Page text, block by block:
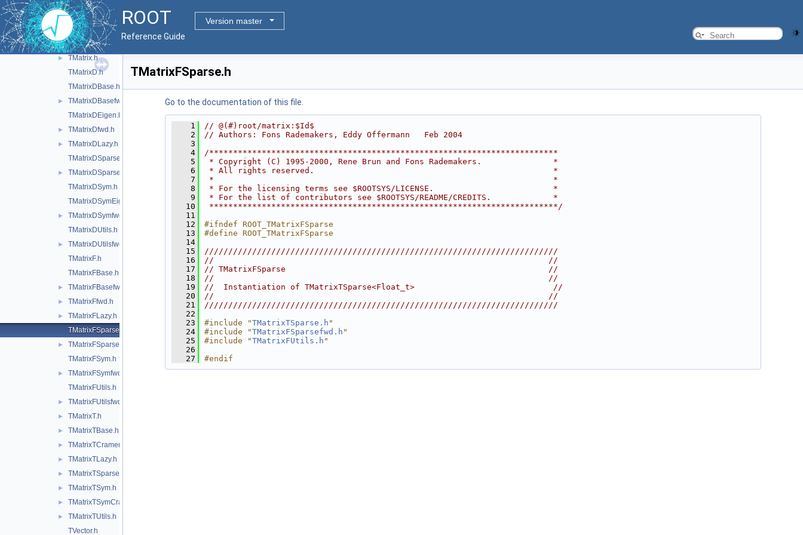
ROOT
Version master
Reference Guide
TDecompQRH.h
TDecompSparse.h
TDecompSVD.h
►
TMatrix.h
TMatrixD.h
TMatrixDBase.h
►
TMatrixDBasefwd.h
TMatrixDEigen.h
► TMatrixDfwd.h
►
TMatrixDLazy.h
TMatrixDSparse.h
►
TMatrixDSparsefwd.h
TMatrixDSym.h
TMatrixDSymEigen.h
►
TMatrixDSymfwd.h
TMatrixDUtils.h
►
TMatrixDUtilsfwd.h
TMatrixF.h
TMatrixFBase.h
► TMatrixFBasefwd.h
► TMatrixFfwd.h
►
TMatrixFLazy.h
TMatrixFSparse.h
►
TMatrixFSparsefwd.h
TMatrixFSym.h
►
TMatrixFSymfwd.h
TMatrixFUtils.h
► TMatrixFUtilsfwd.h
► TMatrixT.h
► TMatrixTBase.h
► TMatrixTCramerInv.h
► TMatrixTLazy.h
► TMatrixTSparse.h
► TMatrixTSym.h
► TMatrixTSymCramerInv.h
►
TMatrixTUtils.h
TVector.h
TMatrixFSparse.h
Go to the documentation of this file.
    1
// @(#)root/matrix:$Id$
    2
// Authors: Fons Rademakers, Eddy Offermann   Feb 2004
    3
    4
/*************************************************************************
    5
* Copyright (C) 1995-2000, Rene Brun and Fons Rademakers.               *
    6
* All rights reserved.                                                  *
    7
*                                                                       *
    8
* For the licensing terms see $ROOTSYS/LICENSE.                         *
    9
* For the list of contributors see $ROOTSYS/README/CREDITS.             *
   10
*************************************************************************/
   11
   12
#ifndef ROOT_TMatrixFSparse
   13
#define ROOT_TMatrixFSparse
   14
   15
//////////////////////////////////////////////////////////////////////////
   16
//                                                                      //
   17
// TMatrixFSparse                                                       //
   18
//                                                                      //
   19
//  Instantiation of TMatrixTSparse<Float_t>                             //
   20
//                                                                      //
   21
//////////////////////////////////////////////////////////////////////////
   22
   23
#include "TMatrixTSparse.h "
   24
#include "TMatrixFSparsefwd.h "
   25
#include "TMatrixFUtils.h "
   26
   27
#endif